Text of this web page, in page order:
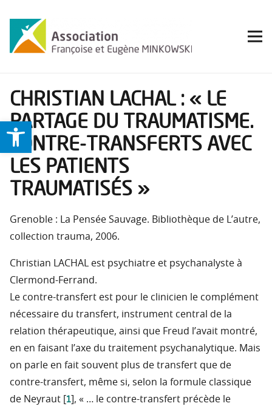
Ouvrir la barre d’outils
CHRISTIAN LACHAL : « LE
PARTAGE DU TRAUMATISME.
CONTRE-TRANSFERTS AVEC
LES PATIENTS
TRAUMATISÉS »
Grenoble : La Pensée Sauvage. Bibliothèque de L’autre,
collection trauma, 2006.
Christian LACHAL est psychiatre et psychanalyste à
Clermond-Ferrand.
Le contre-transfert est pour le clinicien le complément
nécessaire du transfert, instrument central de la
relation thérapeutique, ainsi que Freud l’avait montré,
en en faisant l’axe du traitement psychanalytique. Mais
on parle en fait souvent plus de transfert que de
contre-transfert, même si, selon la formule classique
de Neyraut [ 1 ], « … le contre-transfert précède le